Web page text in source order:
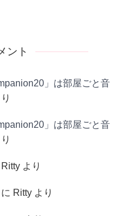
ント
」は部屋ごと音
」は部屋ごと音
Ritty より
に Ritty より